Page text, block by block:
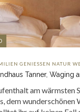
GENIESSEN NATUR
Tanner, Waging
am wärmsten
dem wunderschönen